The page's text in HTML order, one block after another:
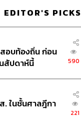
EDITOR'S PICKS
อบท้องถิ่น ก่อน
สัปดาห์นี้
590
. ในชั้นศาลฎีกา
221